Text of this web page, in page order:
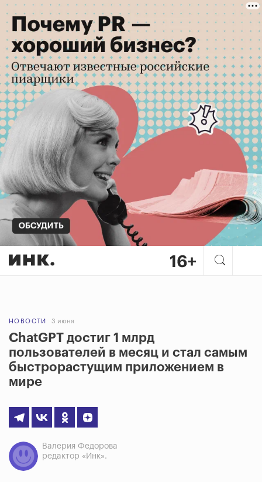
НОВОСТИ 3 июня
ChatGPT достиг 1 млрд
пользователей в месяц и стал самым
быстрорастущим приложением в
мире
Валерия Федорова
редактор «Инк».